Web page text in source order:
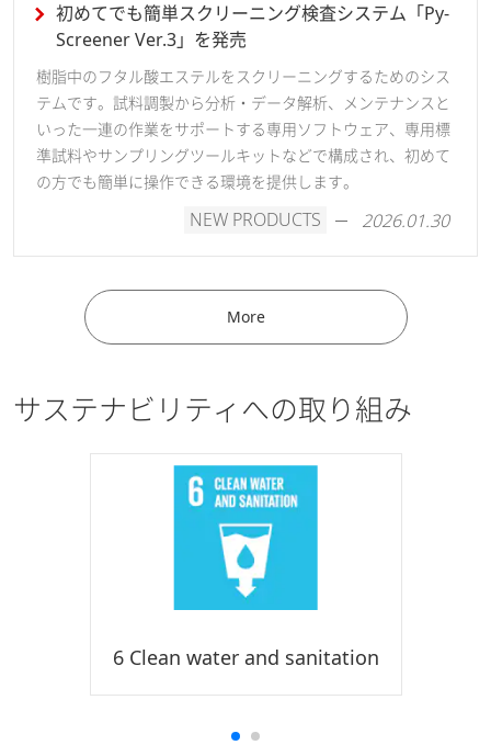
初めてでも簡単スクリーニング検査システム「Py-
Screener Ver.3」を発売
樹脂中のフタル酸エステルをスクリーニングするためのシス
テムです。試料調製から分析・データ解析、メンテナンスと
いった一連の作業をサポートする専用ソフトウェア、専用標
準試料やサンプリングツールキットなどで構成され、初めて
の方でも簡単に操作できる環境を提供します。
NEW PRODUCTS 2026.01.30
More
サステナビリティへの取り組み
6 Clean water and sanitation